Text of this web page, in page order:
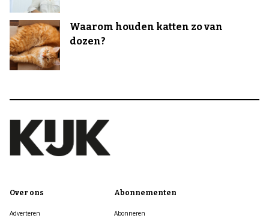
Waarom houden katten zo van
dozen?
Over ons
Adverteren
Abonnementen
Abonneren